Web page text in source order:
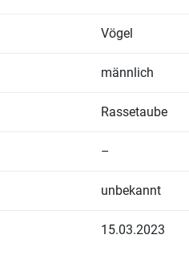
Vögel
männlich
Rassetaube
–
unbekannt
15.03.2023